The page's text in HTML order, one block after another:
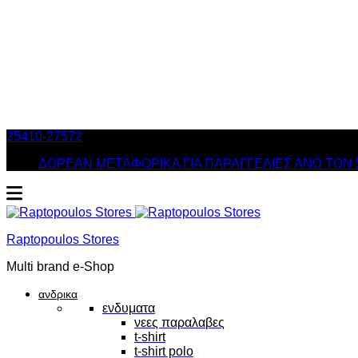
25410-27572
ΔΩΡΕΑΝ ΜΕΤΑΦΟΡΙΚΑ ΓΙΑ ΠΑΡΑΓΓΕΛΙΕΣ ΑΝΩ ΤΩΝ
Raptopoulos Stores
Multi brand e-Shop
ανδρικα
ενδυματα
νεες παραλαβες
t-shirt
t-shirt polo